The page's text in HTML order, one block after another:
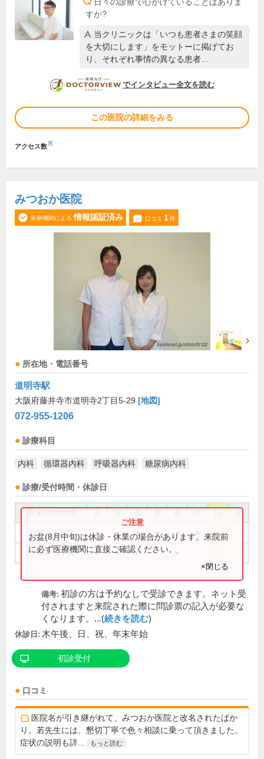
日々の診療で心がけていることはありま
すか?
当クリニックは「いつも患者さまの笑顔
を大切にします」をモットーに掲げてお
り、それぞれ事情の異なる患者…
DOCTORVIEW
でインタビュー全文を読む
この医院の詳細をみる
アクセス数※
みつおか医院
医療機関による 情報認証済み 口コミ 1件
所在地・電話番号
道明寺駅
大阪府藤井寺市道明寺2丁目5-29 [地図]
072-955-1206
診療科目
内科 循環器内科 呼吸器内科 糖尿病内科
診療/受付時間・休診日
祝
9:00～12:00 ● ● ● ● ●
17:00～19:00 ● ● ●
お盆(8月中旬)は休診・休業の場合があります。来院前
に必ず医療機関に直接ご確認ください。
×閉じる
備考: 初診の方は予約なしで受診できます。ネット受
付されますと来院された際に問診票の記入が必要な
くなります。...(続きを読む)
休診日: 木午後、日、祝、年末年始
初診受付
口コミ
医院名が引き継がれて、みつおか医院と改名されたばか
り。若先生には、懇切丁寧で色々相談に乗って頂きました。
症状の説明も詳...
もっと読む